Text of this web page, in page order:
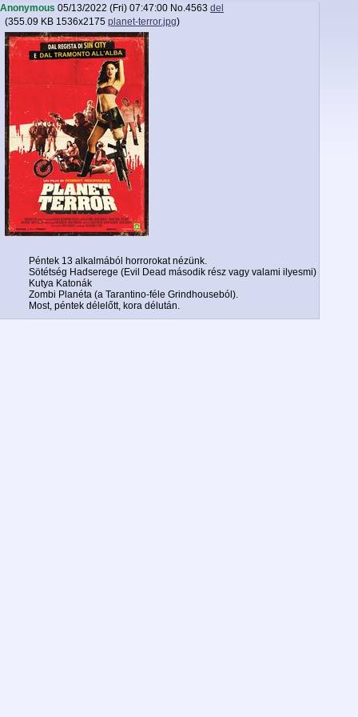
Anonymous 05/13/2022 (Fri) 07:47:00 No.4563 del
(355.09 KB 1536x2175 planet-terror.jpg)
Péntek 13 alkalmából horrorokat nézünk.
Sötétség Hadserege (Evil Dead második rész vagy valami ilyesmi)
Kutya Katonák
Zombi Planéta (a Tarantino-féle Grindhouseból).
Most, péntek délelőtt, kora délután.